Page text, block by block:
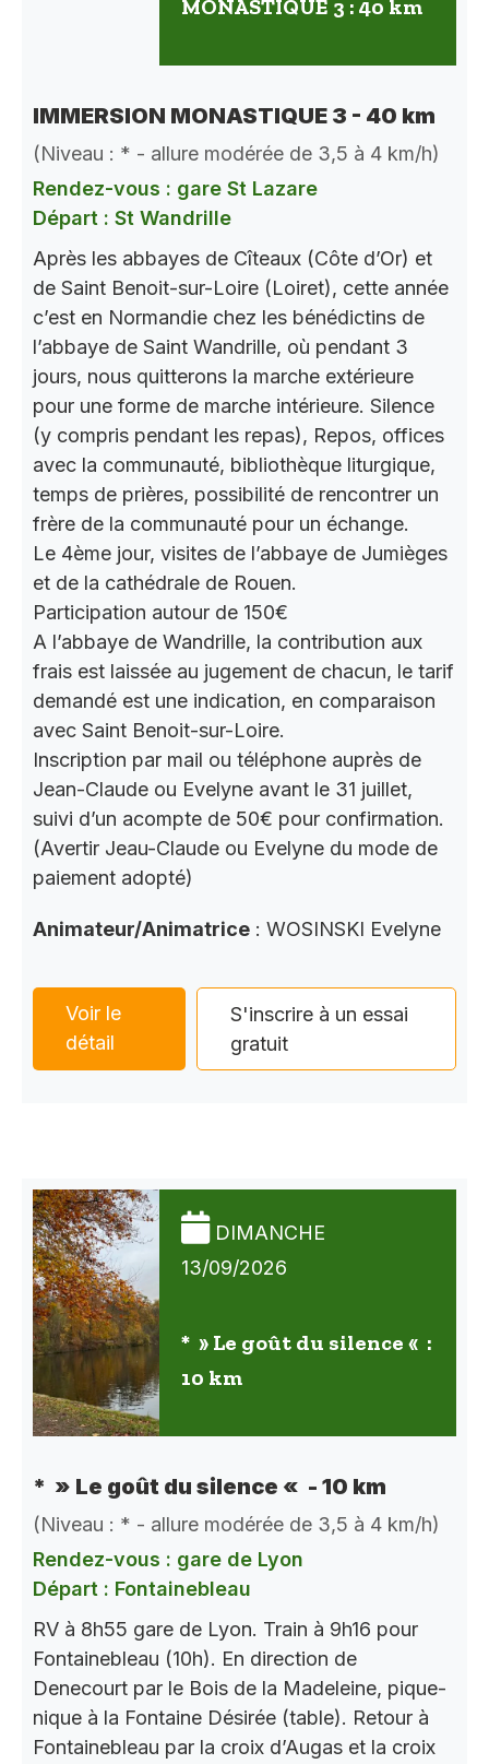
MONASTIQUE 3 : 40 km
IMMERSION MONASTIQUE 3 - 40 km
(Niveau : * - allure modérée de 3,5 à 4 km/h)
Rendez-vous : gare St Lazare
Départ : St Wandrille
Après les abbayes de Cîteaux (Côte d’Or) et
de Saint Benoit-sur-Loire (Loiret), cette année
c’est en Normandie chez les bénédictins de
l’abbaye de Saint Wandrille, où pendant 3
jours, nous quitterons la marche extérieure
pour une forme de marche intérieure. Silence
(y compris pendant les repas), Repos, offices
avec la communauté, bibliothèque liturgique,
temps de prières, possibilité de rencontrer un
frère de la communauté pour un échange.
Le 4ème jour, visites de l’abbaye de Jumièges
et de la cathédrale de Rouen.
Participation autour de 150€
A l’abbaye de Wandrille, la contribution aux
frais est laissée au jugement de chacun, le tarif
demandé est une indication, en comparaison
avec Saint Benoit-sur-Loire.
Inscription par mail ou téléphone auprès de
Jean-Claude ou Evelyne avant le 31 juillet,
suivi d’un acompte de 50€ pour confirmation.
(Avertir Jeau-Claude ou Evelyne du mode de
paiement adopté)
Animateur/Animatrice : WOSINSKI Evelyne
Voir le
détail
S'inscrire à un essai
gratuit
DIMANCHE
13/09/2026
* » Le goût du silence « :
10 km
* » Le goût du silence « - 10 km
(Niveau : * - allure modérée de 3,5 à 4 km/h)
Rendez-vous : gare de Lyon
Départ : Fontainebleau
RV à 8h55 gare de Lyon. Train à 9h16 pour
Fontainebleau (10h). En direction de
Denecourt par le Bois de la Madeleine, pique-
nique à la Fontaine Désirée (table). Retour à
Fontainebleau par la croix d’Augas et la croix